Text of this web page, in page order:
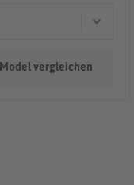
vergleichen